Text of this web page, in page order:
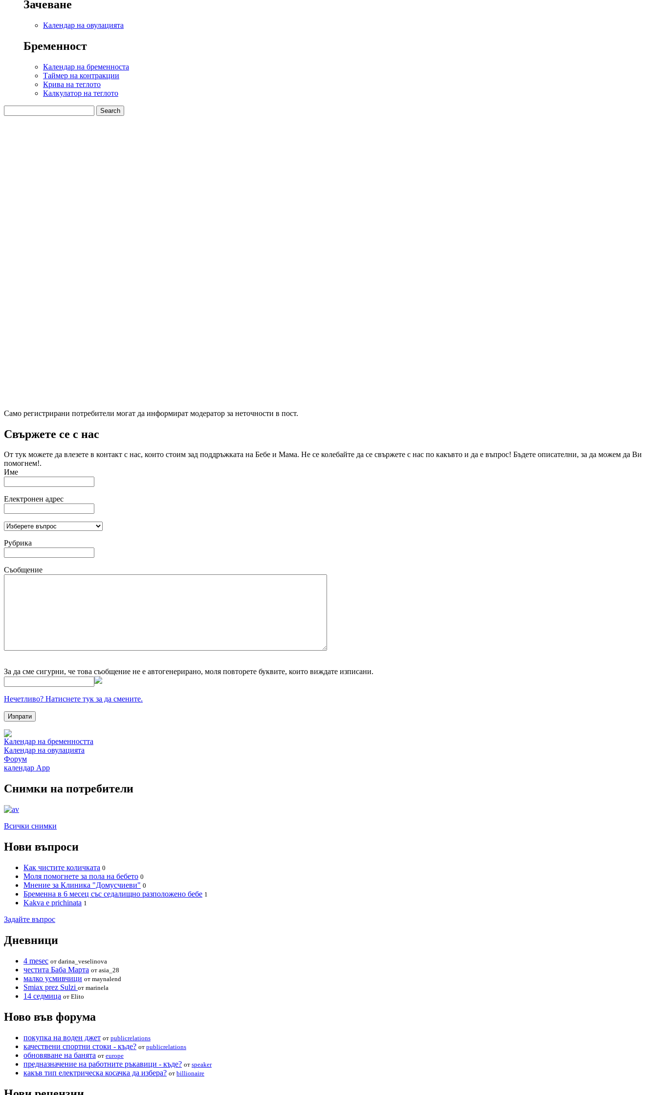
Зачеване
Календар на овулацията
Бременност
Календар на бременноста
Таймер на контракции
Крива на теглото
Калкулатор на теглото
Само регистрирани потребители могат да информират модератор за неточности в пост.
Свържете се с нас
От тук можете да влезете в контакт с нас, които стоим зад поддръжката на Бебе и Мама. Не се колебайте да се свържете с нас по какъвто и да е въпрос! Бъдете описателни, за да можем да Ви
помогнем!.
Име
Електронен адрес
Рубрика
Съобщение
За да сме сигурни, че това съобщение не е автогенерирано, моля повторете буквите, които виждате изписани.
Нечетливо? Натиснете тук за да смените.
Календар на бременността
Календар на овулацията
Форум
календар App
Снимки на потребители
Всички снимки
Нови въпроси
Как чистите количката 0
Моля помогнете за пола на бебето 0
Мнение за Клиника "Домусчиеви" 0
Бременна в 6 месец със седалищно разположено бебе 1
Kakva e prichinata 1
Задайте въпрос
Дневници
4 mesec от darina_veselinova
честита Баба Марта от asia_28
малко усмивчици от maynalend
Smiax prez Sulzi от marinela
14 седмица от Elito
Ново във форума
покупка на воден джет от publicrelations
качествени спортни стоки - къде? от publicrelations
обновяване на банята от europe
предназначение на работните ръкавици - къде? от speaker
какъв тип електрическа косачка да избера? от billionaire